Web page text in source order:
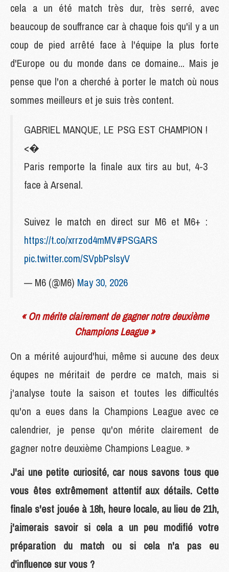
cela a un été match très dur, très serré, avec
beaucoup de souffrance car à chaque fois qu'il y a un
coup de pied arrêté face à l'équipe la plus forte
d'Europe ou du monde dans ce domaine... Mais je
pense que l'on a cherché à porter le match où nous
sommes meilleurs et je suis très content.
GABRIEL MANQUE, LE PSG EST CHAMPION !
<�
Paris remporte la finale aux tirs au but, 4-3
face à Arsenal.
Suivez le match en direct sur M6 et M6+ :
https://t.co/xrrzod4mMV#PSGARS
pic.twitter.com/SVpbPslsyV
— M6 (@M6) May 30, 2026
« On mérite clairement de gagner notre deuxième
Champions League »
On a mérité aujourd'hui, même si aucune des deux
équpes ne méritait de perdre ce match, mais si
j'analyse toute la saison et toutes les difficultés
qu'on a eues dans la Champions League avec ce
calendrier, je pense qu'on mérite clairement de
gagner notre deuxième Champions League. »
J'ai une petite curiosité, car nous savons tous que
vous êtes extrêmement attentif aux détails. Cette
finale s'est jouée à 18h, heure locale, au lieu de 21h,
j'aimerais savoir si cela a un peu modifié votre
préparation du match ou si cela n'a pas eu
d'influence sur vous ?